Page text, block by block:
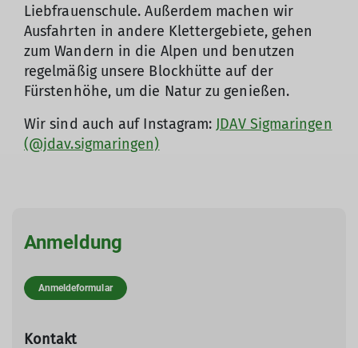
Liebfrauenschule. Außerdem machen wir
Ausfahrten in andere Klettergebiete, gehen
zum Wandern in die Alpen und benutzen
regelmäßig unsere Blockhütte auf der
Fürstenhöhe, um die Natur zu genießen.
Wir sind auch auf Instagram: JDAV Sigmaringen
(@jdav.sigmaringen)
Anmeldung
Anmeldeformular
Kontakt